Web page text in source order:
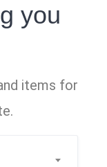
you
items for